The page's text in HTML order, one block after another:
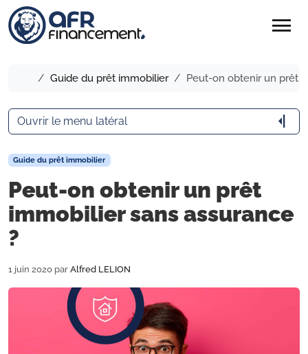
menu
Accueil
Guide du prêt immobilier Peut-on obtenir un prêt
Guide du prêt immobilier
Peut-on obtenir un prêt
immobilier sans assurance
?
1 juin 2020 par Alfred LELION
Ouvrir le menu latéral arrow_menu_close